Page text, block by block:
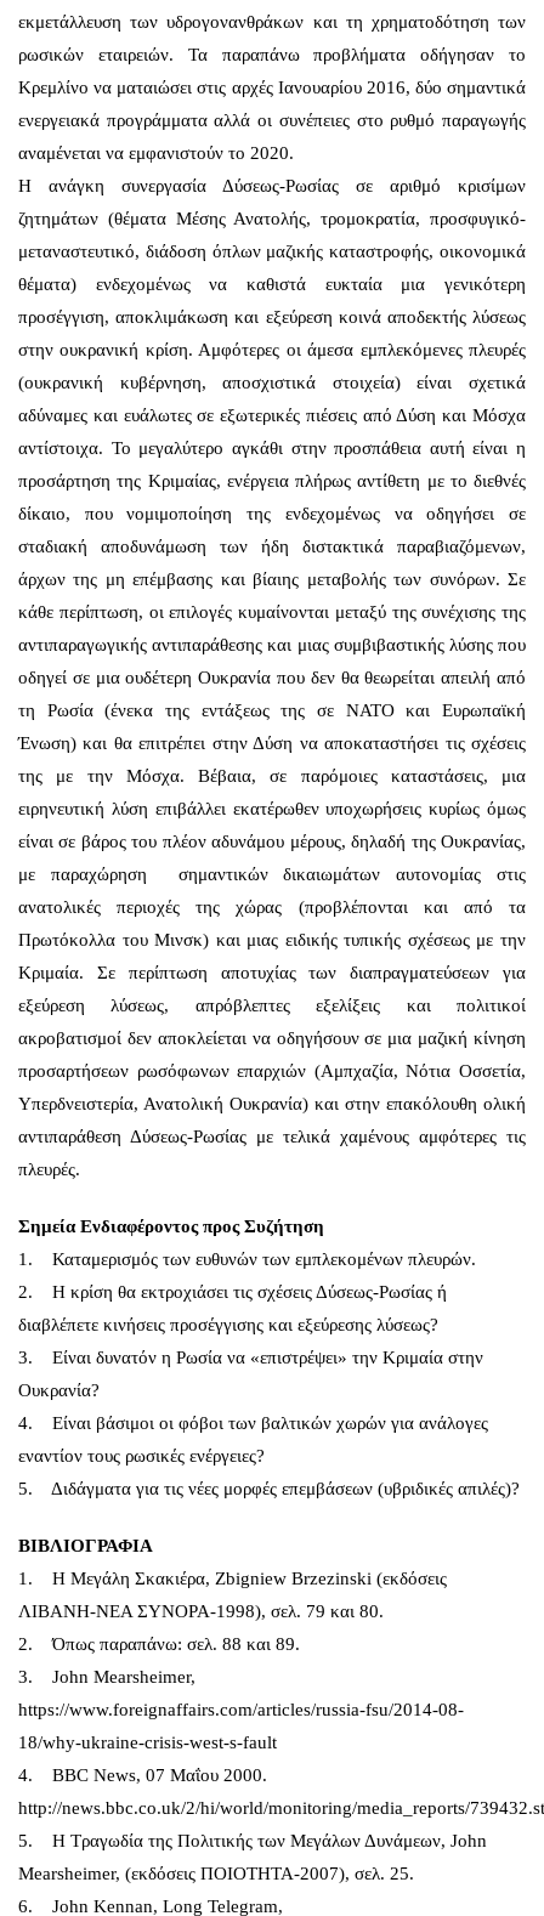
εκμετάλλευση των υδρογονανθράκων και τη χρηματοδότηση των
ρωσικών εταιρειών. Τα παραπάνω προβλήματα οδήγησαν το
Κρεμλίνο να ματαιώσει στις αρχές Ιανουαρίου 2016, δύο σημαντικά
ενεργειακά προγράμματα αλλά οι συνέπειες στο ρυθμό παραγωγής
αναμένεται να εμφανιστούν το 2020.
Η ανάγκη συνεργασία Δύσεως-Ρωσίας σε αριθμό κρισίμων
ζητημάτων (θέματα Μέσης Ανατολής, τρομοκρατία, προσφυγικό-
μεταναστευτικό, διάδοση όπλων μαζικής καταστροφής, οικονομικά
θέματα) ενδεχομένως να καθιστά ευκταία μια γενικότερη
προσέγγιση, αποκλιμάκωση και εξεύρεση κοινά αποδεκτής λύσεως
στην ουκρανική κρίση. Αμφότερες οι άμεσα εμπλεκόμενες πλευρές
(ουκρανική κυβέρνηση, αποσχιστικά στοιχεία) είναι σχετικά
αδύναμες και ευάλωτες σε εξωτερικές πιέσεις από Δύση και Μόσχα
αντίστοιχα. Το μεγαλύτερο αγκάθι στην προσπάθεια αυτή είναι η
προσάρτηση της Κριμαίας, ενέργεια πλήρως αντίθετη με το διεθνές
δίκαιο, που νομιμοποίηση της ενδεχομένως να οδηγήσει σε
σταδιακή αποδυνάμωση των ήδη διστακτικά παραβιαζόμενων,
άρχων της μη επέμβασης και βίαιης μεταβολής των συνόρων. Σε
κάθε περίπτωση, οι επιλογές κυμαίνονται μεταξύ της συνέχισης της
αντιπαραγωγικής αντιπαράθεσης και μιας συμβιβαστικής λύσης που
οδηγεί σε μια ουδέτερη Ουκρανία που δεν θα θεωρείται απειλή από
τη Ρωσία (ένεκα της εντάξεως της σε ΝΑΤΟ και Ευρωπαϊκή
Ένωση) και θα επιτρέπει στην Δύση να αποκαταστήσει τις σχέσεις
της με την Μόσχα. Βέβαια, σε παρόμοιες καταστάσεις, μια
ειρηνευτική λύση επιβάλλει εκατέρωθεν υποχωρήσεις κυρίως όμως
είναι σε βάρος του πλέον αδυνάμου μέρους, δηλαδή της Ουκρανίας,
με παραχώρηση σημαντικών δικαιωμάτων αυτονομίας στις
ανατολικές περιοχές της χώρας (προβλέπονται και από τα
Πρωτόκολλα του Μινσκ) και μιας ειδικής τυπικής σχέσεως με την
Κριμαία. Σε περίπτωση αποτυχίας των διαπραγματεύσεων για
εξεύρεση λύσεως, απρόβλεπτες εξελίξεις και πολιτικοί
ακροβατισμοί δεν αποκλείεται να οδηγήσουν σε μια μαζική κίνηση
προσαρτήσεων ρωσόφωνων επαρχιών (Αμπχαζία, Νότια Οσσετία,
Υπερδνειστερία, Ανατολική Ουκρανία) και στην επακόλουθη ολική
αντιπαράθεση Δύσεως-Ρωσίας με τελικά χαμένους αμφότερες τις
πλευρές.
Σημεία Ενδιαφέροντος προς Συζήτηση
1. Καταμερισμός των ευθυνών των εμπλεκομένων πλευρών.
2. Η κρίση θα εκτροχιάσει τις σχέσεις Δύσεως-Ρωσίας ή
διαβλέπετε κινήσεις προσέγγισης και εξεύρεσης λύσεως?
3. Είναι δυνατόν η Ρωσία να «επιστρέψει» την Κριμαία στην
Ουκρανία?
4. Είναι βάσιμοι οι φόβοι των βαλτικών χωρών για ανάλογες
εναντίον τους ρωσικές ενέργειες?
5. Διδάγματα για τις νέες μορφές επεμβάσεων (υβριδικές απιλές)?
ΒΙΒΛΙΟΓΡΑΦΙΑ
1. Η Μεγάλη Σκακιέρα, Zbigniew Brzezinski (εκδόσεις
ΛΙΒΑΝΗ-ΝΕΑ ΣΥΝΟΡΑ-1998), σελ. 79 και 80.
2. Όπως παραπάνω: σελ. 88 και 89.
3. John Mearsheimer,
https://www.foreignaffairs.com/articles/russia-fsu/2014-08-
18/why-ukraine-crisis-west-s-fault
4. BBC News, 07 Μαΐου 2000.
http://news.bbc.co.uk/2/hi/world/monitoring/media_reports/
5. Η Τραγωδία της Πολιτικής των Μεγάλων Δυνάμεων, John
Mearsheimer, (εκδόσεις ΠΟΙΟΤΗΤΑ-2007), σελ. 25.
6. John Kennan, Long Telegram,